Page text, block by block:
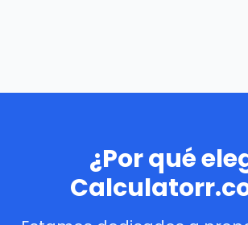
¿Por qué